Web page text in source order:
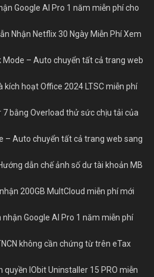
Google AI Pro 1 năm miễn phí cho
Nhận Netflix 30 Ngày Miễn Phí Xem
Mode – Auto chuyển tất cả trang web
kích hoạt Office 2024 LTSC miễn phí
7 bằng Overload thử sức chịu tải của
– Auto chuyển tất cả trang web sang
dẫn chế ảnh số dư tài khoản MB
200GB MultCloud miễn phí mới
nhận Google AI Pro 1 năm miễn phí
không cần chứng từ trên eTax
quyền IObit Uninstaller 15 PRO miễn